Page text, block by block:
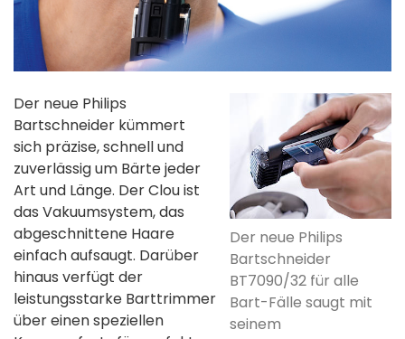
Der neue Philips
Bartschneider
BT7090/32 für alle
Bart-Fälle saugt mit
seinem
Der neue Philips
Bartschneider kümmert
sich präzise, schnell und
zuverlässig um Bärte jeder
Art und Länge. Der Clou ist
das Vakuumsystem, das
abgeschnittene Haare
einfach aufsaugt. Darüber
hinaus verfügt der
leistungsstarke Barttrimmer
über einen speziellen